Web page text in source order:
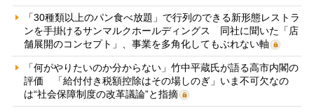
「30種類以上のパン食べ放題」で行列のできる新形態レストラ
ンを手掛けるサンマルクホールディングス 同社に聞いた「店
舗展開のコンセプト」、事業を多角化してもぶれない軸
「何がやりたいのか分からない」竹中平蔵氏が語る高市内閣の
評価 「給付付き税額控除はその場しのぎ」いま不可欠なの
は“社会保障制度の改革議論”と指摘